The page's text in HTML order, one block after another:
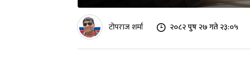
टोपराज शर्मा २०८२ पुष २७ गते २३:०५